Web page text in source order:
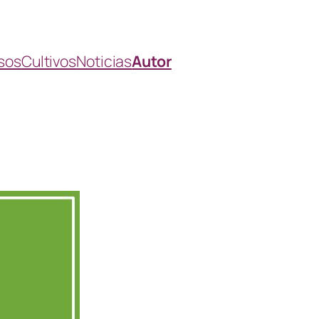
CultivosNoticiasAutor